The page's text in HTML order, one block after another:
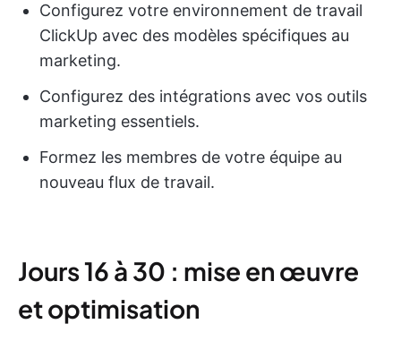
Configurez votre environnement de travail
ClickUp avec des modèles spécifiques au
marketing.
Configurez des intégrations avec vos outils
marketing essentiels.
Formez les membres de votre équipe au
nouveau flux de travail.
Jours 16 à 30 : mise en œuvre
et optimisation